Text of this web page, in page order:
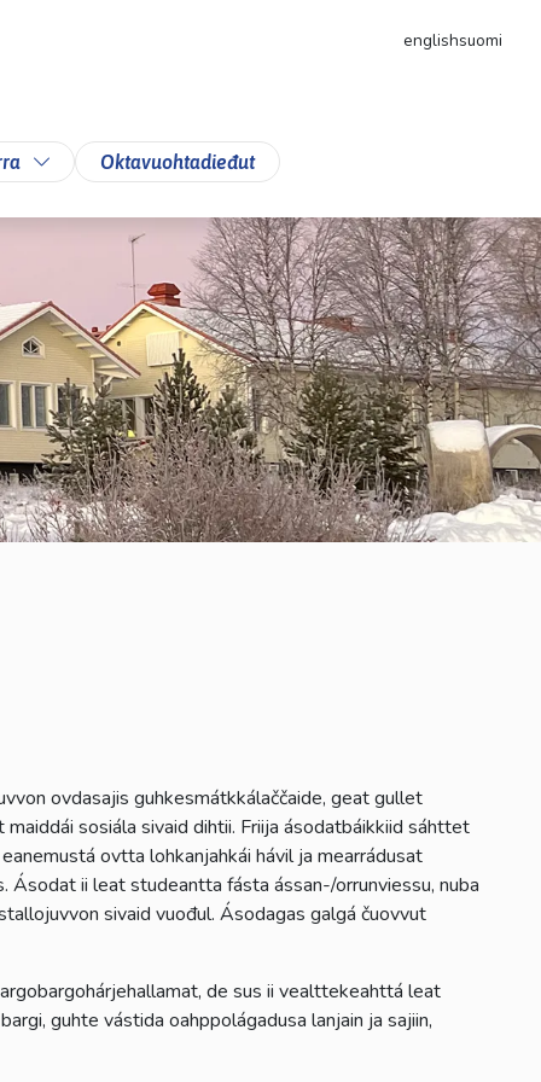
englishsuomi
Toggle Dropdown
Oktavuohtadieđut
ovdasajis guhkesmátkkálaččaide, geat gullet
sosiála sivaid dihtii. Friija ásodatbáikkiid sáhttet
ovtta lohkanjahkái hávil ja mearrádusat
Ásodat ii leat studeantta fásta ássan-/orrunviessu, nuba
sivaid vuođul. Ásodagas galgá čuovvut
de sus ii vealttekeahttá leat
guhte vástida oahppolágadusa lanjain ja sajiin,